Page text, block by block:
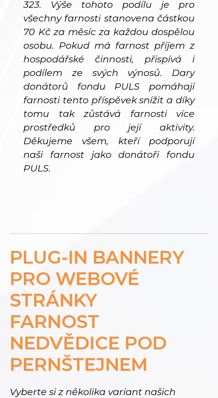
323. Výše tohoto podílu je pro
všechny farnosti stanovena částkou
70 Kč za měsíc za každou dospělou
osobu. Pokud má farnost příjem z
hospodářské činnosti, přispívá i
podílem ze svých výnosů. Dary
donátorů fondu PULS pomáhají
farnosti tento příspěvek snížit a díky
tomu tak zůstává farnosti více
prostředků pro její aktivity.
Děkujeme všem, kteří podporují
naši farnost jako donátoři fondu
PULS.
PLUG-IN BANNERY
PRO WEBOVÉ
STRÁNKY
FARNOST
NEDVĚDICE POD
PERNŠTEJNEM
Vyberte si z několika variant našich